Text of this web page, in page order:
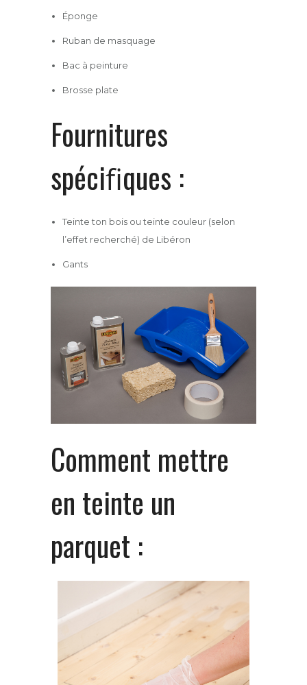
Éponge
Ruban de masquage
Bac à peinture
Brosse plate
Fournitures
spéciﬁques :
Teinte ton bois ou teinte couleur (selon
l’effet recherché) de Libéron
Gants
Comment mettre
en teinte un
parquet :